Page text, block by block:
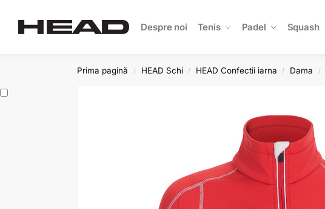
Despre noi Tenis Padel Squash
Search
Prima pagină / HEAD Schi / HEAD Confectii iarna / Dama /